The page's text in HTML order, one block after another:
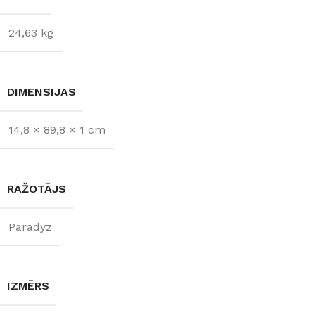
24,63 kg
DIMENSIJAS
14,8 × 89,8 × 1 cm
RAŽOTĀJS
Paradyz
IZMĒRS